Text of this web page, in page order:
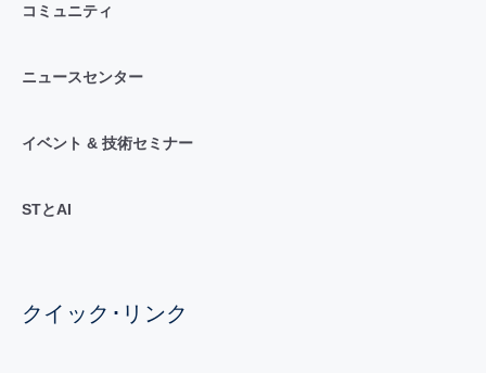
コミュニティ
ニュースセンター
イベント & 技術セミナー
STとAI
クイック･リンク